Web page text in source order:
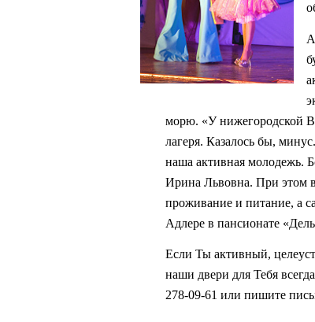
морю. «У нижегородской
лагеря. Казалось бы,
наша активная молодежь.
Ирина Львовна. При этом в
проживание и питание, а
Адлере в пансионате
Если Ты активный,
наши двери для Тебя
278-09-61 или пишите